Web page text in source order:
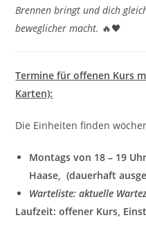
Brennen bringt und dich
beweglicher macht. 🔥🖤
Termine für offenen Kurs
Karten):
Die Einheiten finden
Montags von 18 – 19
Haase,(dauerhaft
Warteliste: aktuelle
Laufzeit: offener Kurs,